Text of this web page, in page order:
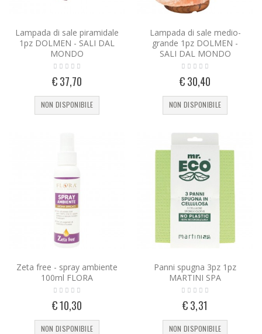
Lampada di sale piramidale
1pz DOLMEN - SALI DAL
MONDO
€ 37,70
NON DISPONIBILE
Lampada di sale medio-
grande 1pz DOLMEN -
SALI DAL MONDO
€ 30,40
NON DISPONIBILE
Zeta free - spray ambiente
100ml FLORA
€ 10,30
NON DISPONIBILE
Panni spugna 3pz 1pz
MARTINI SPA
€ 3,31
NON DISPONIBILE